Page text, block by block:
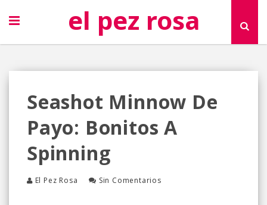
el pez rosa
Seashot Minnow De
Payo: Bonitos A
Spinning
El Pez Rosa Sin Comentarios